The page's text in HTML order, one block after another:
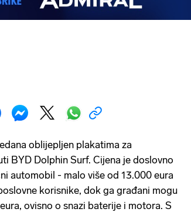
oblijepljen plakatima za
BYD Dolphin Surf. Cijena je doslovno
automobil - malo više od 13.000 eura
korisnike, dok ga građani mogu
ovisno o snazi baterije i motora. S